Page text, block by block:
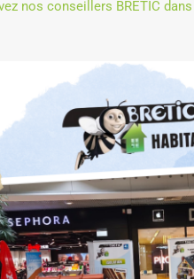
nos conseillers BRETIC